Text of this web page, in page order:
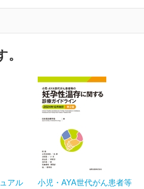
アル
小児・AYA世代がん患者等